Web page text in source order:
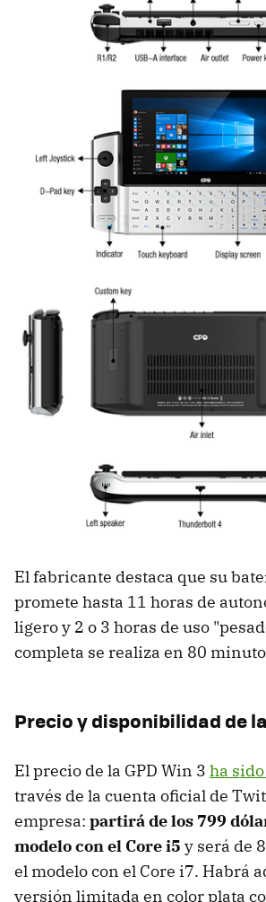
El fabricante destaca que su
promete hasta 11 horas de
ligero y 2 o 3 horas de uso
completa se realiza en 80
Precio y disponibilidad de
El precio de la GPD Win 3 ha
través de la cuenta oficial de
empresa: partirá de los 799
modelo con el Core i5 y será de
el modelo con el Core i7. Habrá
versión limitada en color plata